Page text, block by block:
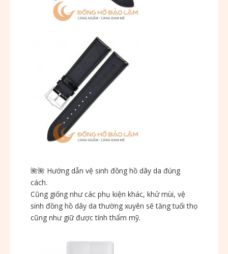
🌺🌺 Hướng dẫn vệ sinh đồng hồ dây da đúng
cách.
Cũng giống như các phụ kiện khác, khử mùi, vệ
sinh đồng hồ dây da thường xuyên sẽ tăng tuổi thọ
cũng như giữ được tính thẩm mỹ.